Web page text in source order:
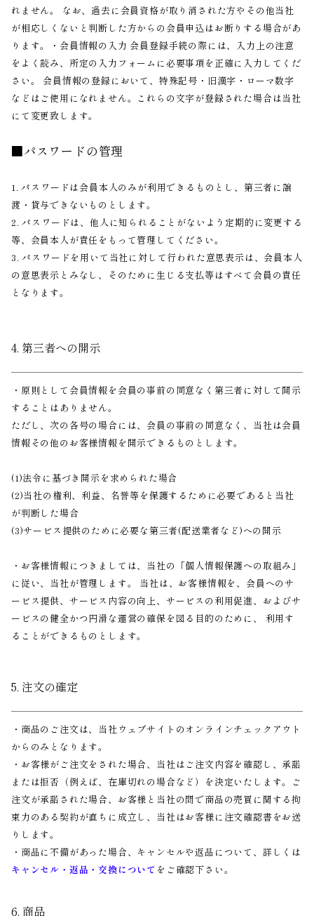
れません。 なお、過去に会員資格が取り消された方やその他当社
が相応しくないと判断した方からの会員申込はお断りする場合があ
ります。・会員情報の入力 会員登録手続の際には、入力上の注意
をよく読み、所定の入力フォームに必要事項を正確に入力してくだ
さい。 会員情報の登録において、特殊記号・旧漢字・ローマ数字
などはご使用になれません。これらの文字が登録された場合は当社
にて変更致します。
■パスワードの管理
1. パスワードは会員本人のみが利用できるものとし、第三者に譲
渡・貸与できないものとします。
2. パスワードは、他人に知られることがないよう定期的に変更する
等、会員本人が責任をもって管理してください。
3. パスワードを用いて当社に対して行われた意思表示は、会員本人
の意思表示とみなし、そのために生じる支払等はすべて会員の責任
となります。
4. 第三者への開示
・原則として会員情報を会員の事前の同意なく第三者に対して開示
することはありません。
ただし、次の各号の場合には、会員の事前の同意なく、当社は会員
情報その他のお客様情報を開示できるものとします。
(1)法令に基づき開示を求められた場合
(2)当社の権利、利益、名誉等を保護するために必要であると当社
が判断した場合
(3)サービス提供のために必要な第三者(配送業者など)への開示
・お客様情報につきましては、当社の「個人情報保護への取組み」
に従い、当社が管理します。 当社は、お客様情報を、会員へのサ
ービス提供、サービス内容の向上、サービスの利用促進、およびサ
ービスの健全かつ円滑な運営の確保を図る目的のために、 利用す
ることができるものとします。
5. 注文の確定
・商品のご注文は、当社ウェブサイトのオンラインチェックアウト
からのみとなります。
・お客様がご注文をされた場合、当社はご注文内容を確認し、承諾
または拒否（例えば、在庫切れの場合など）を決定いたします。ご
注文が承諾された場合、お客様と当社の間で商品の売買に関する拘
束力のある契約が直ちに成立し、当社はお客様に注文確認書をお送
りします。
・商品に不備があった場合、キャンセルや返品について、詳しくは
キャンセル・返品・交換について をご確認下さい。
6. 商品